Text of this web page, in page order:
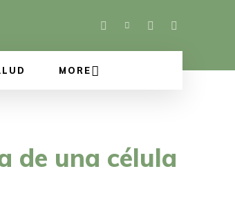
MORE
de una célula